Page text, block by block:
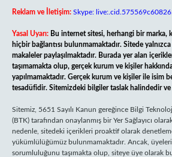
Reklam ve İletişim: Skype:
Yasal Uyarı: Bu internet sitesi, herhangi bir marka,
hiçbir bağlantısı bulunmamaktadır. Sitede yalnızca
makaleler paylaşılmaktadır. Burada yer alan
taşımamakta olup, gerçek kurum ve kişiler
yapılmamaktadır. Gerçek kurum ve kişiler ile isim
tesadüfidir. Sitemizdeki bilgiler taslak halindedir ve
Sitemiz, 5651 Sayılı Kanun gereğince Bilgi
(BTK) tarafından onaylanmış bir Yer Sağlayıcı
nedenle, sitedeki içerikleri proaktif olarak
yükümlülüğümüz bulunmamaktadır. Ancak,
sorumluluğunu taşımakta olup, siteye üye olarak